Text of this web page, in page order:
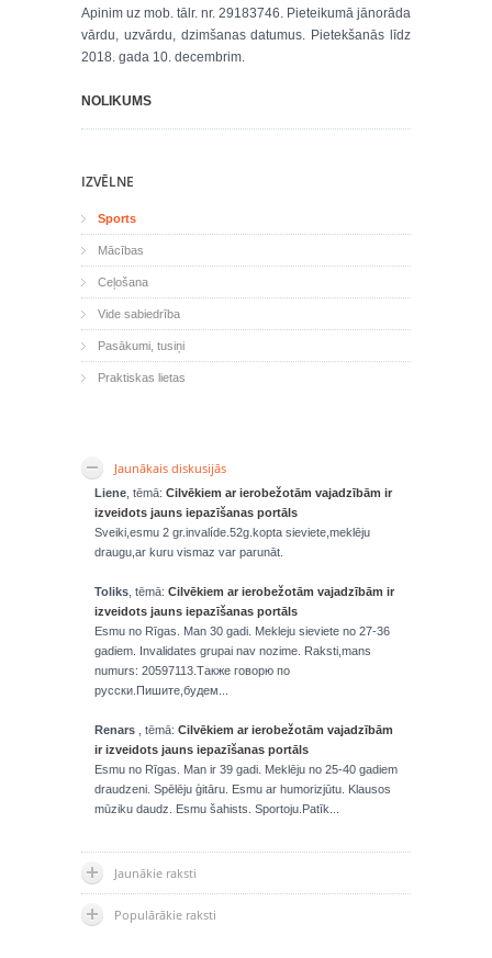
Apinim uz mob. tālr. nr. 29183746. Pieteikumā jānorāda
vārdu, uzvārdu, dzimšanas datumus. Pietekšanās līdz
2018. gada 10. decembrim.
NOLIKUMS
IZVĒLNE
Sports
Mācības
Ceļošana
Vide sabiedrība
Pasākumi, tusiņi
Praktiskas lietas
Jaunākais diskusijās
Liene , tēmā: Cilvēkiem ar ierobežotām vajadzībām ir
izveidots jauns iepazīšanas portāls
Sveiki,esmu 2 gr.invalíde.52g.kopta sieviete,meklēju
draugu,ar kuru vismaz var parunāt.
Toliks , tēmā: Cilvēkiem ar ierobežotām vajadzībām ir
izveidots jauns iepazīšanas portāls
Esmu no Rīgas. Man 30 gadi. Mekleju sieviete no 27-36
gadiem. Invalidates grupai nav nozime. Raksti,mans
numurs: 20597113.Также говорю по
русски.Пишите,будем...
Renars , tēmā: Cilvēkiem ar ierobežotām vajadzībām
ir izveidots jauns iepazīšanas portāls
Esmu no Rīgas. Man ir 39 gadi. Meklēju no 25-40 gadiem
draudzeni. Spēlēju ģitāru. Esmu ar humorizjūtu. Klausos
mūziku daudz. Esmu šahists. Sportoju.Patīk...
Jaunākie raksti
Populārākie raksti